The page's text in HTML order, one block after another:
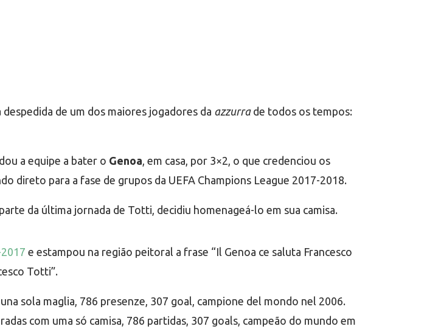
de um dos maiores jogadores da azzurrade todos os tempos:
a equipe a bater o Genoa, em casa, por 3×2, o que credenciou os
direto para a fase de grupos da UEFA Champions League 2017-2018.
da última jornada de Totti, decidiu homenageá-lo em sua camisa.
e estampou na região peitoral a frase “Il Genoa ce saluta Francesco
Totti”.
sola maglia, 786 presenze, 307 goal, campione del mondo nel 2006.
com uma só camisa, 786 partidas, 307 goals, campeão do mundo em